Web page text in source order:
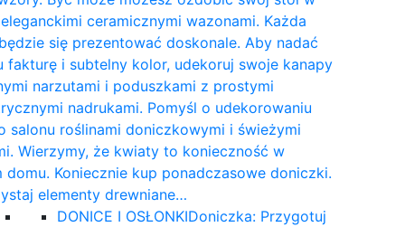
ceramicznymi wazonami. Każda
się prezentować doskonale. Aby nadać
fakturę i subtelny kolor, udekoruj swoje kanapy
narzutami i poduszkami z prostymi
nadrukami. Pomyśl o udekorowaniu
salonu roślinami doniczkowymi i świeżymi
Wierzymy, że kwiaty to konieczność w
domu. Koniecznie kup ponadczasowe doniczki.
elementy drewniane…
DONICE I OSŁONKIDoniczka: Przygotuj